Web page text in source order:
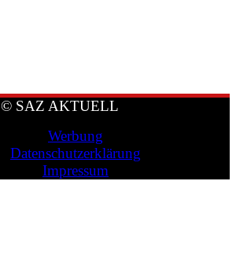
© SAZ AKTUELL
Werbung
Datenschutzerklärung
Impressum